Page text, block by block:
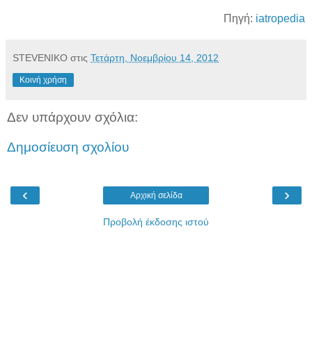
Πηγή: iatropedia
STEVENIKO στις Τετάρτη, Νοεμβρίου 14, 2012
Κοινή χρήση
Δεν υπάρχουν σχόλια:
Δημοσίευση σχολίου
‹ ›
Αρχική σελίδα
Προβολή έκδοσης ιστού